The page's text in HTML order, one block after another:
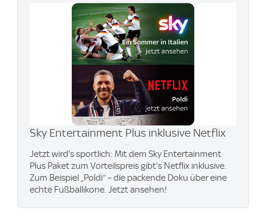
Sky Entertainment Plus inklusive Netflix
Jetzt wird's sportlich: Mit dem Sky Entertainment
Plus Paket zum Vorteilspreis gibt's Netflix inklusive.
Zum Beispiel „Poldi“ – die packende Doku über eine
echte Fußballikone. Jetzt ansehen!